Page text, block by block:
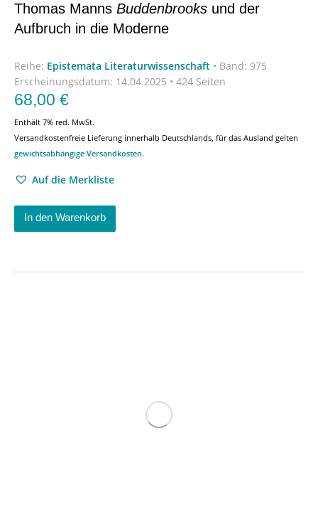
Thomas Manns Buddenbrooks und der
Aufbruch in die Moderne
Reihe: Epistemata Literaturwissenschaft • Band: 975
Erscheinungsdatum: 14.04.2025 • 424 Seiten
68,00 €
Enthält 7% red. MwSt.
Versandkostenfreie Lieferung innerhalb Deutschlands, für das Ausland gelten
gewichtsabhängige Versandkosten.
Auf die Merkliste
In den Warenkorb